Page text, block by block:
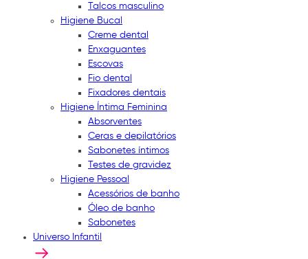
Talcos masculino
Higiene Bucal
Creme dental
Enxaguantes
Escovas
Fio dental
Fixadores dentais
Higiene Íntima Feminina
Absorventes
Ceras e depilatórios
Sabonetes íntimos
Testes de gravidez
Higiene Pessoal
Acessórios de banho
Óleo de banho
Sabonetes
Universo Infantil